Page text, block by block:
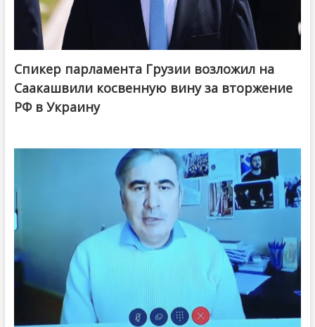
Спикер парламента Грузии возложил на
Саакашвили косвенную вину за вторжение
РФ в Украину